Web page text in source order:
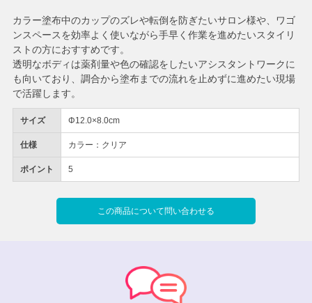
サイズ Φ12.0×8.0cm
仕様 カラー：クリア
ポイント 5
この商品について問い合わせる
カラー塗布中のカップのズレや転倒を防ぎたいサロン様や、ワゴ
ンスペースを効率よく使いながら手早く作業を進めたいスタイリ
ストの方におすすめです。
透明なボディは薬剤量や色の確認をしたいアシスタントワークに
も向いており、調合から塗布までの流れを止めずに進めたい現場
で活躍します。